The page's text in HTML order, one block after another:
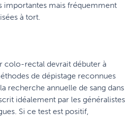
importantes mais fréquemment
à tort.
colo-rectal devrait débuter à
de dépistage reconnues
recherche annuelle de sang dans
idéalement par les généralistes
Si ce test est positif,